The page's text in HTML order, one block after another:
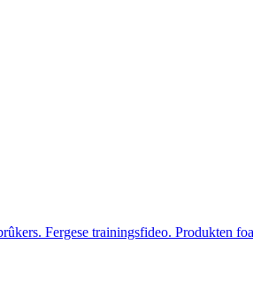
Fergese trainingsfideo. Produkten